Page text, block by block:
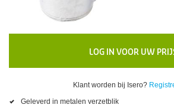
LOG IN VOOR UW
Klant worden bij Isero?
Geleverd in metalen verzetblik